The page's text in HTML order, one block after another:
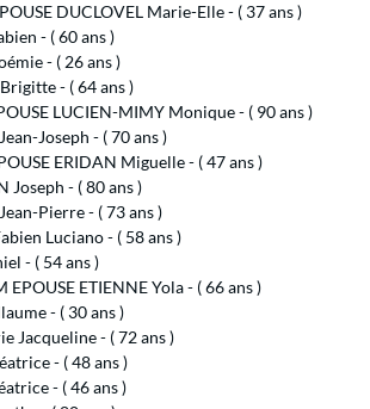
DUCLOVEL Marie-Elle - ( 37 ans )
- ( 60 ans )
- ( 26 ans )
- ( 64 ans )
LUCIEN-MIMY Monique - ( 90 ans )
Joseph - ( 70 ans )
ERIDAN Miguelle - ( 47 ans )
Joseph - ( 80 ans )
Pierre - ( 73 ans )
Luciano - ( 58 ans )
- ( 54 ans )
EPOUSE ETIENNE Yola - ( 66 ans )
- ( 30 ans )
Jacqueline - ( 72 ans )
- ( 48 ans )
- ( 46 ans )